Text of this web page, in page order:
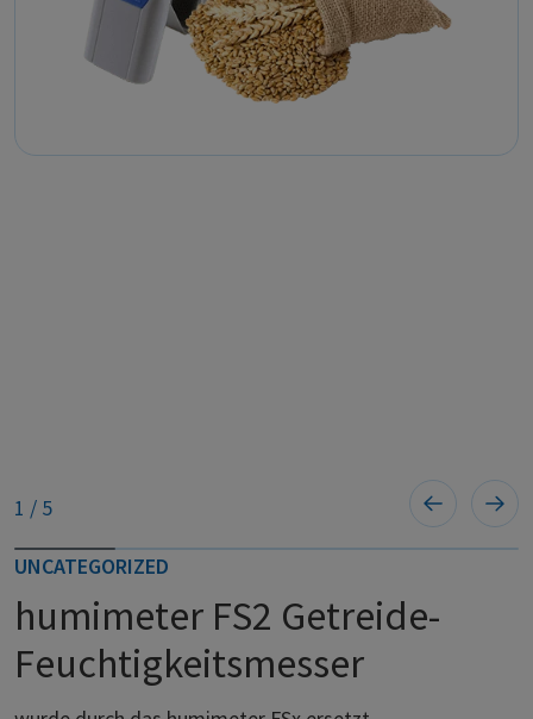
1 / 5
UNCATEGORIZED
humimeter FS2 Getreide-
Feuchtigkeitsmesser